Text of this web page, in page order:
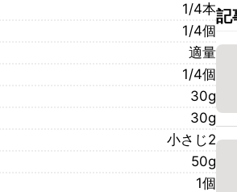
1/4本
1/4個
適量
1/4個
30g
30g
小さじ2
50g
1個
記